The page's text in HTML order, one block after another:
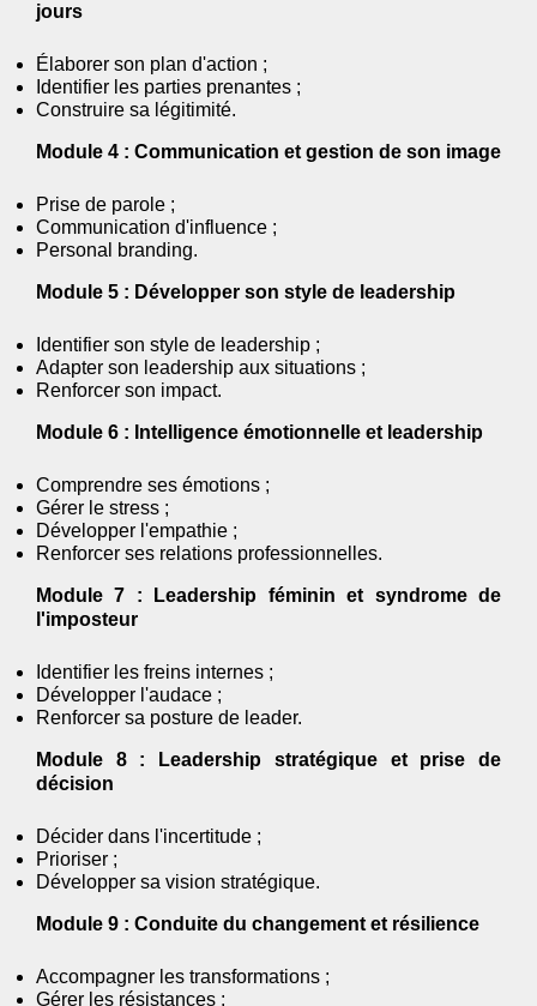
jours
Élaborer son plan d'action ;
Identifier les parties prenantes ;
Construire sa légitimité.
Module 4 : Communication et gestion de son image
Prise de parole ;
Communication d'influence ;
Personal branding.
Module 5 : Développer son style de leadership
Identifier son style de leadership ;
Adapter son leadership aux situations ;
Renforcer son impact.
Module 6 : Intelligence émotionnelle et leadership
Comprendre ses émotions ;
Gérer le stress ;
Développer l'empathie ;
Renforcer ses relations professionnelles.
Module 7 : Leadership féminin et syndrome de
l'imposteur
Identifier les freins internes ;
Développer l'audace ;
Renforcer sa posture de leader.
Module 8 : Leadership stratégique et prise de
décision
Décider dans l'incertitude ;
Prioriser ;
Développer sa vision stratégique.
Module 9 : Conduite du changement et résilience
Accompagner les transformations ;
Gérer les résistances ;